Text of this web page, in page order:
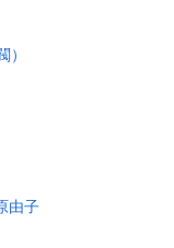
）
由子